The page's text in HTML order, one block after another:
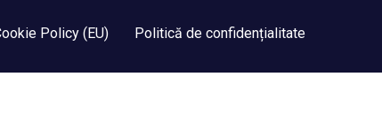
Policy (EU) Politică de confidențialitate